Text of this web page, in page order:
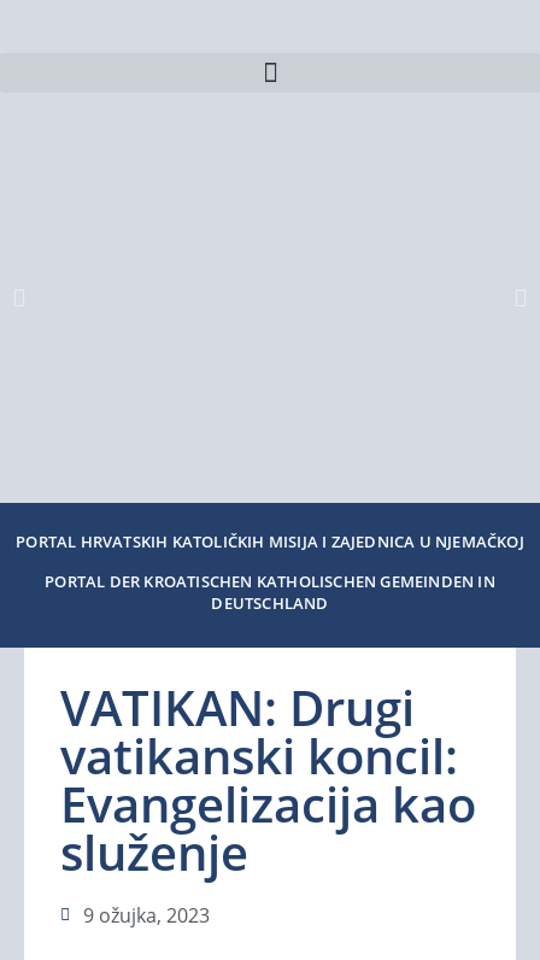
PORTAL HRVATSKIH KATOLIČKIH MISIJA I ZAJEDNICA U NJEMAČKOJ
PORTAL DER KROATISCHEN KATHOLISCHEN GEMEINDEN IN
DEUTSCHLAND
VATIKAN: Drugi
vatikanski koncil:
Evangelizacija kao
služenje
9 ožujka, 2023